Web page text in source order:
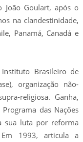
João Goulart, após o
na clandestinidade,
Panamá, Canadá e
Brasileiro de
organização não-
religiosa. Ganha,
das Nações
sua luta por reforma
1993, articula a